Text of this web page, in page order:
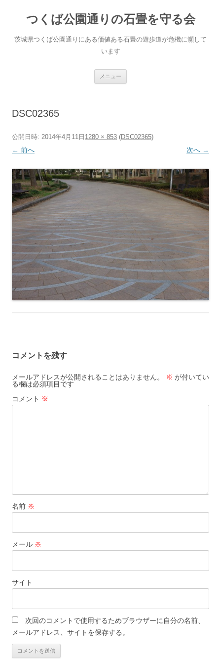
へ
ス
つくば公園通りの石畳を守る会
茨城県つくば公園通りにある価値ある石畳の遊歩道が危機に瀕して
います
メニュー
DSC02365
公開日時: 2014年4月11日 1280 × 853 (DSC02365)
← 前へ 次へ →
コメントを残す
メールアドレスが公開されることはありません。 ※ が付いてい
る欄は必須項目です
コメント ※
名前 ※
メール ※
サイト
次回のコメントで使用するためブラウザーに自分の名前、
メールアドレス、サイトを保存する。